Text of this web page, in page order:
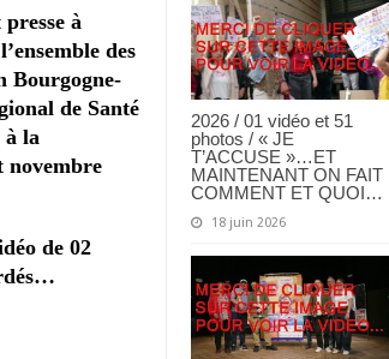
2026 / 01 vidéo et 51
photos / « JE
T’ACCUSE »…ET
MAINTENANT ON FAIT
COMMENT ET QUOI…
18 juin 2026
à
des
Bourgogne-
de Santé
à la
novembre
de 02